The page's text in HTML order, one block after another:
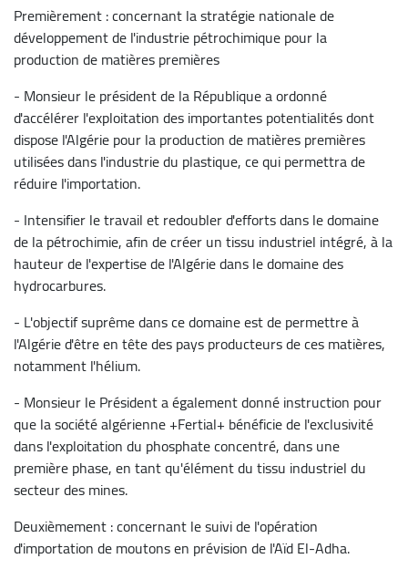
Premièrement : concernant la stratégie nationale de
développement de l'industrie pétrochimique pour la
production de matières premières
- Monsieur le président de la République a ordonné
d'accélérer l'exploitation des importantes potentialités dont
dispose l'Algérie pour la production de matières premières
utilisées dans l'industrie du plastique, ce qui permettra de
réduire l'importation.
- Intensifier le travail et redoubler d'efforts dans le domaine
de la pétrochimie, afin de créer un tissu industriel intégré, à la
hauteur de l'expertise de l'Algérie dans le domaine des
hydrocarbures.
- L'objectif suprême dans ce domaine est de permettre à
l'Algérie d'être en tête des pays producteurs de ces matières,
notamment l'hélium.
- Monsieur le Président a également donné instruction pour
que la société algérienne +Fertial+ bénéficie de l'exclusivité
dans l'exploitation du phosphate concentré, dans une
première phase, en tant qu'élément du tissu industriel du
secteur des mines.
Deuxièmement : concernant le suivi de l'opération
d'importation de moutons en prévision de l'Aïd El-Adha.